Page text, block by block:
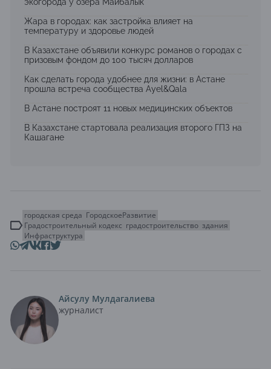
экогорода у озера Майбалык
Жара в городах: как застройка влияет на
температуру и здоровье людей
В Казахстане объявили конкурс романов о городах с
призовым фондом до 100 тысяч долларов
Как сделать города удобнее для жизни: в Астане
прошла встреча сообщества Ayel&Qala
В Астане построят 11 новых медицинских объектов
В Казахстане стартовала реализация второго ГПЗ на
Кашагане
городская среда ГородскоеРазвитие
Градостроительный кодекс градостроительство здания
Инфраструктура
Айсулу Мулдагалиева
журналист